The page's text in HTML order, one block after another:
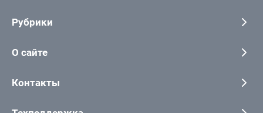
Рубрики
О сайте
Контакты